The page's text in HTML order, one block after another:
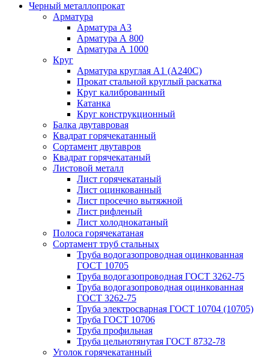
Черный металлопрокат
Арматура
Арматура А3
Арматура А 800
Арматура А 1000
Круг
Арматура круглая А1 (А240C)
Прокат стальной круглый раскатка
Круг калиброванный
Катанка
Круг конструкционный
Балка двутавровая
Квадрат горячекатанный
Сортамент двутавров
Квадрат горячекатаный
Листовой металл
Лист горячекатаный
Лист оцинкованный
Лист просечно вытяжной
Лист рифленый
Лист холоднокатаный
Полоса горячекатаная
Сортамент труб стальных
Труба водогазопроводная оцинкованная
ГОСТ 10705
Труба водогазопроводная ГОСТ 3262-75
Труба водогазопроводная оцинкованная
ГОСТ 3262-75
Труба электросварная ГОСТ 10704 (10705)
Труба ГОСТ 10706
Труба профильная
Труба цельнотянутая ГОСТ 8732-78
Уголок горячекатанный